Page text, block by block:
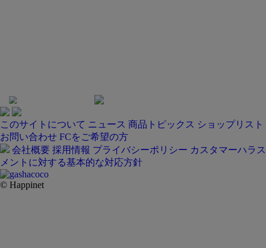
このサイトについて ニュース 商品トピックス ショップリスト
お問い合わせ FCをご希望の方
会社概要 採用情報 プライバシーポリシー カスタマーハラス
メントに対する基本的な対応方針
© Happinet